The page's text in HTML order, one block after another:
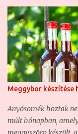
Meggybor készítése
Anyósomék hoztak
múlt hónapban,